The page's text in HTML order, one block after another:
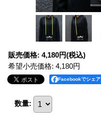
販売価格: 4,180円(税込)
希望小売価格: 4,180円
Facebookでシェア
数量: